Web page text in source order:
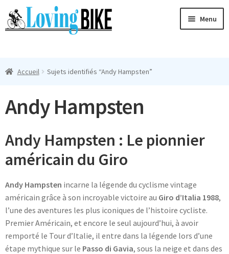
Aller
à
la
Aller
au
contenu
Menu
Manches Courtes
Manches Longues
T-Shirts
Accessoires
Suivi
Blog
Accueil Sujets identifiés “Andy Hampsten”
Andy Hampsten
Andy Hampsten : Le pionnier
américain du Giro
Andy Hampsten incarne la légende du cyclisme vintage
américain grâce à son incroyable victoire au Giro d’Italia 1988,
l’une des aventures les plus iconiques de l’histoire cycliste.
Premier Américain, et encore le seul aujourd’hui, à avoir
remporté le Tour d’Italie, il entre dans la légende lors d’une
étape mythique sur le Passo di Gavia, sous la neige et dans des